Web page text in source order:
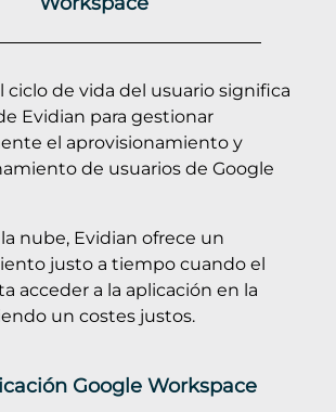
ciclo de vida del usuario significa
Evidian para gestionar
el aprovisionamiento y
de usuarios de Google
nube, Evidian ofrece un
justo a tiempo cuando el
acceder a la aplicación en la
un costes justos.
Google Workspace